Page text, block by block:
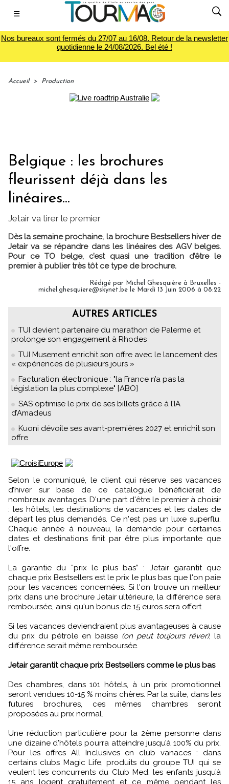
☰
Nos bureaux sont fermés du 27/07 au 16/08. Retour de la newsletter
quotidienne le 24/08/2026. Bel été !
Accueil > Production
Belgique : les brochures
fleurissent déjà dans les
linéaires...
Jetair va tirer le premier
Dès la semaine prochaine, la brochure Bestsellers hiver de
Jetair va se répandre dans les linéaires des AGV belges.
Pour ce TO belge, c’est quasi une tradition d’être le
premier à publier très tôt ce type de brochure.
Rédigé par Michel Ghesquière à Bruxelles -
michel.ghesquiere@skynet.be le Mardi 13 Juin 2006 à 08:22
AUTRES ARTICLES
TUI devient partenaire du marathon de Palerme et
prolonge son engagement à Rhodes
TUI Musement enrichit son offre avec le lancement des
« expériences de plusieurs jours »
Facturation électronique : "la France n’a pas la
législation la plus complexe" [ABO]
SAS optimise le prix de ses billets grâce à l’IA
d’Amadeus
Kuoni dévoile ses avant-premières 2027 et enrichit son
offre
Selon le comuniqué, le client qui réserve ses vacances
d’hiver sur base de ce catalogue bénéficierait de
nombreux avantages. D'une part d'être le premier à choisir
: les hôtels, les destinations de vacances et les dates de
départ les plus demandés. Ce n'est pas un luxe superflu.
Chaque année à nouveau, la demande pour certaines
dates et destinations finit par être plus importante que
l'offre.
La garantie du “prix le plus bas” : Jetair garantit que
chaque prix Bestsellers est le prix le plus bas que l'on paie
pour les vacances concernées. Si l'on trouve un meilleur
prix dans une brochure Jetair ultérieure, la différence sera
remboursée, ainsi qu'un bonus de 15 euros sera offert.
Si les vacances deviendraient plus avantageuses à cause
du prix du pétrole en baisse (on peut toujours rêver), la
différence serait même remboursée.
Jetair garantit chaque prix Bestsellers comme le plus bas
Des chambres, dans 101 hôtels, à un prix promotionnel
seront vendues 10-15 % moins chères. Par la suite, dans les
futures brochures, ces mêmes chambres seront
proposées au prix normal.
Une réduction particulière pour la 2ème personne dans
une dizaine d'hôtels pourra atteindre jusqu’à 100% du prix.
Pour les offres All Inclusives en club vanaces : dans
certains clubs Magic Life, produits du groupe TUI qui se
veulent les concurrents du Club Med, les enfants jusqu’à
15 ans logent gratuitement et ce même pendant les